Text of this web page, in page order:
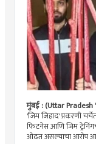
मुंबई : (Uttar Pradesh
'जिम जिहाद' प्रकरणी
फिटनेस आणि जिम
ओढत असल्याचा आरोप